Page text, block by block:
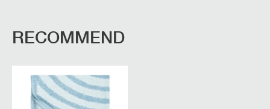
RECOMMEND